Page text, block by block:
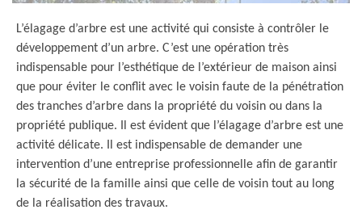
L’élagage d’arbre est une activité qui consiste à contrôler le
développement d’un arbre. C’est une opération très
indispensable pour l’esthétique de l’extérieur de maison ainsi
que pour éviter le conflit avec le voisin faute de la pénétration
des tranches d’arbre dans la propriété du voisin ou dans la
propriété publique. Il est évident que l’élagage d’arbre est une
activité délicate. Il est indispensable de demander une
intervention d’une entreprise professionnelle afin de garantir
la sécurité de la famille ainsi que celle de voisin tout au long
de la réalisation des travaux.